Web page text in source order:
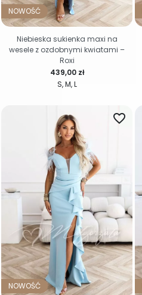
NOWOŚĆ
S M L
Cena
439,00 zł
Niebieska sukienka maxi na
wesele z ozdobnymi kwiatami –
Roxi
NOWOŚĆ
favorite_border